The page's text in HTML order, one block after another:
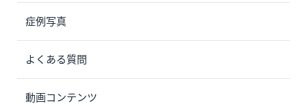
症例写真
よくある質問
動画コンテンツ